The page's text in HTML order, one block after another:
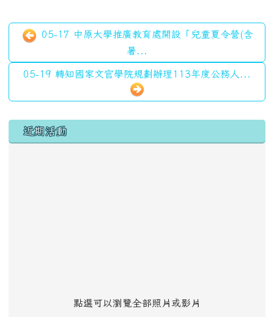
05-17 中原大學推廣教育處開設「兒童夏令營(含
暑...
05-19 轉知國家文官學院規劃辦理113年度公務人...
左邊區域內容
近期活動
點選可以瀏覽全部照片或影片